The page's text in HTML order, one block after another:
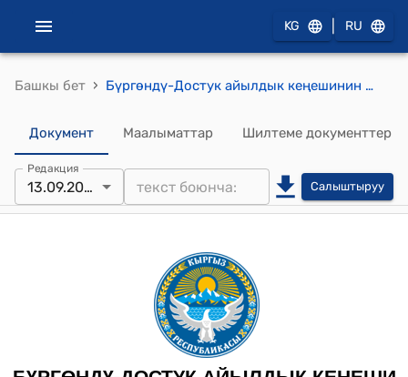
KG RU
Башкы бет › Бүргөндү-Достук айылдык кеңешинин 2024-жылынын 13-сентябрындагы №9 «Бүргөндү–Достук айыл өкмөтүнүн Курама айылынын көчөсүнө Абдихаликов Абдумаликтин ысымын ыйгаруу жөнүндө» токтому
Документ Маалыматтар Шилтеме документтер
Редакция
13.09.2024 Салыштыруу